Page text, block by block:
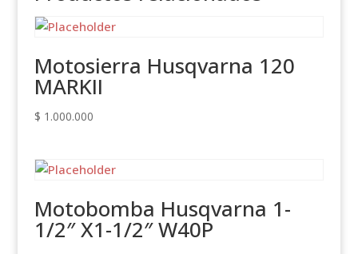
Motosierra Husqvarna 120
MARKII
$ 1.000.000
Motobomba Husqvarna 1-
1/2″ X1-1/2″ W40P